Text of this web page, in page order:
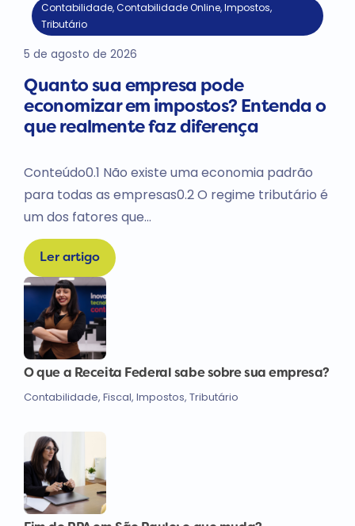
Contabilidade,Contabilidade Online,Impostos,
Tributário
5 de agosto de 2026
Quanto sua empresa pode
economizar em impostos? Entenda o
que realmente faz diferença
Conteúdo0.1 Não existe uma economia padrão
para todas as empresas0.2 O regime tributário é
um dos fatores que…
Ler artigo
O que a Receita Federal sabe sobre sua empresa?
Contabilidade,Fiscal,Impostos,Tributário